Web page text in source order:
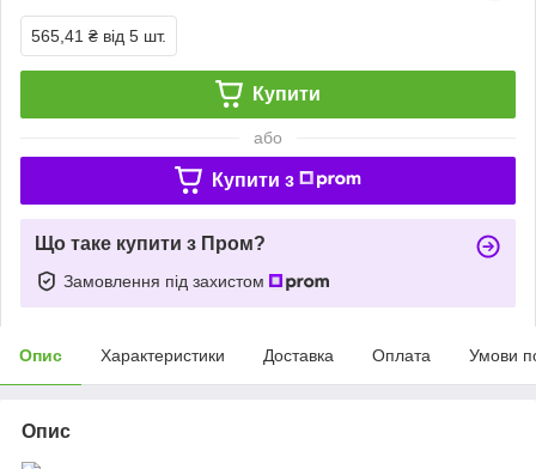
565,41 ₴ від 5 шт.
Купити
або
Купити з
Що таке купити з Пром?
Замовлення під захистом
Опис Характеристики Доставка Оплата Умови
Опис